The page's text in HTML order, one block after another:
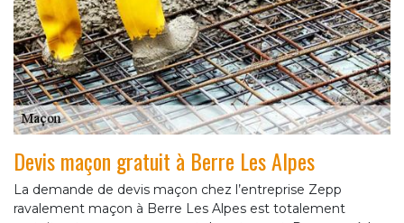
Devis maçon gratuit à Berre Les Alpes
La demande de devis maçon chez l’entreprise Zepp
ravalement maçon à Berre Les Alpes est totalement